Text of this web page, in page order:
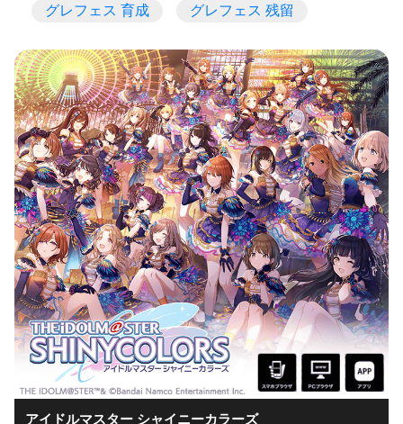
グレフェス 育成 グレフェス 残留
アイドルマスター シャイニーカラーズ